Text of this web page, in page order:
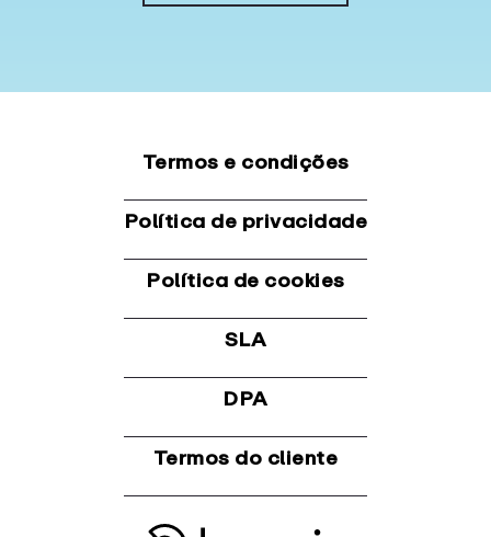
Termos e condições
Política de privacidade
Política de cookies
SLA
DPA
Termos do cliente